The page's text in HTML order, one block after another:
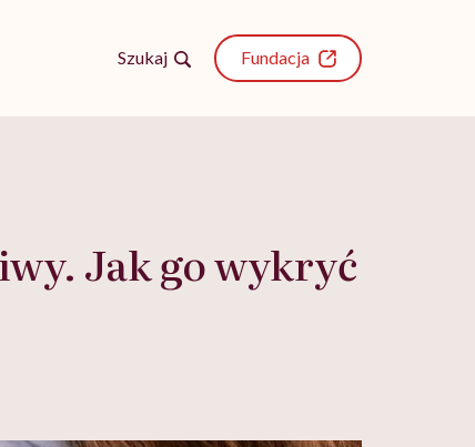
Szukaj Fundacja
Jak go wykryć